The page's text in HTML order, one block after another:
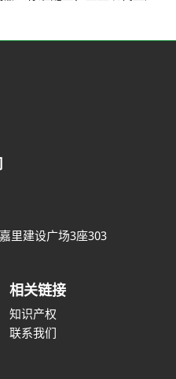
里建设广场3座303
相关链接
知识产权
联系我们